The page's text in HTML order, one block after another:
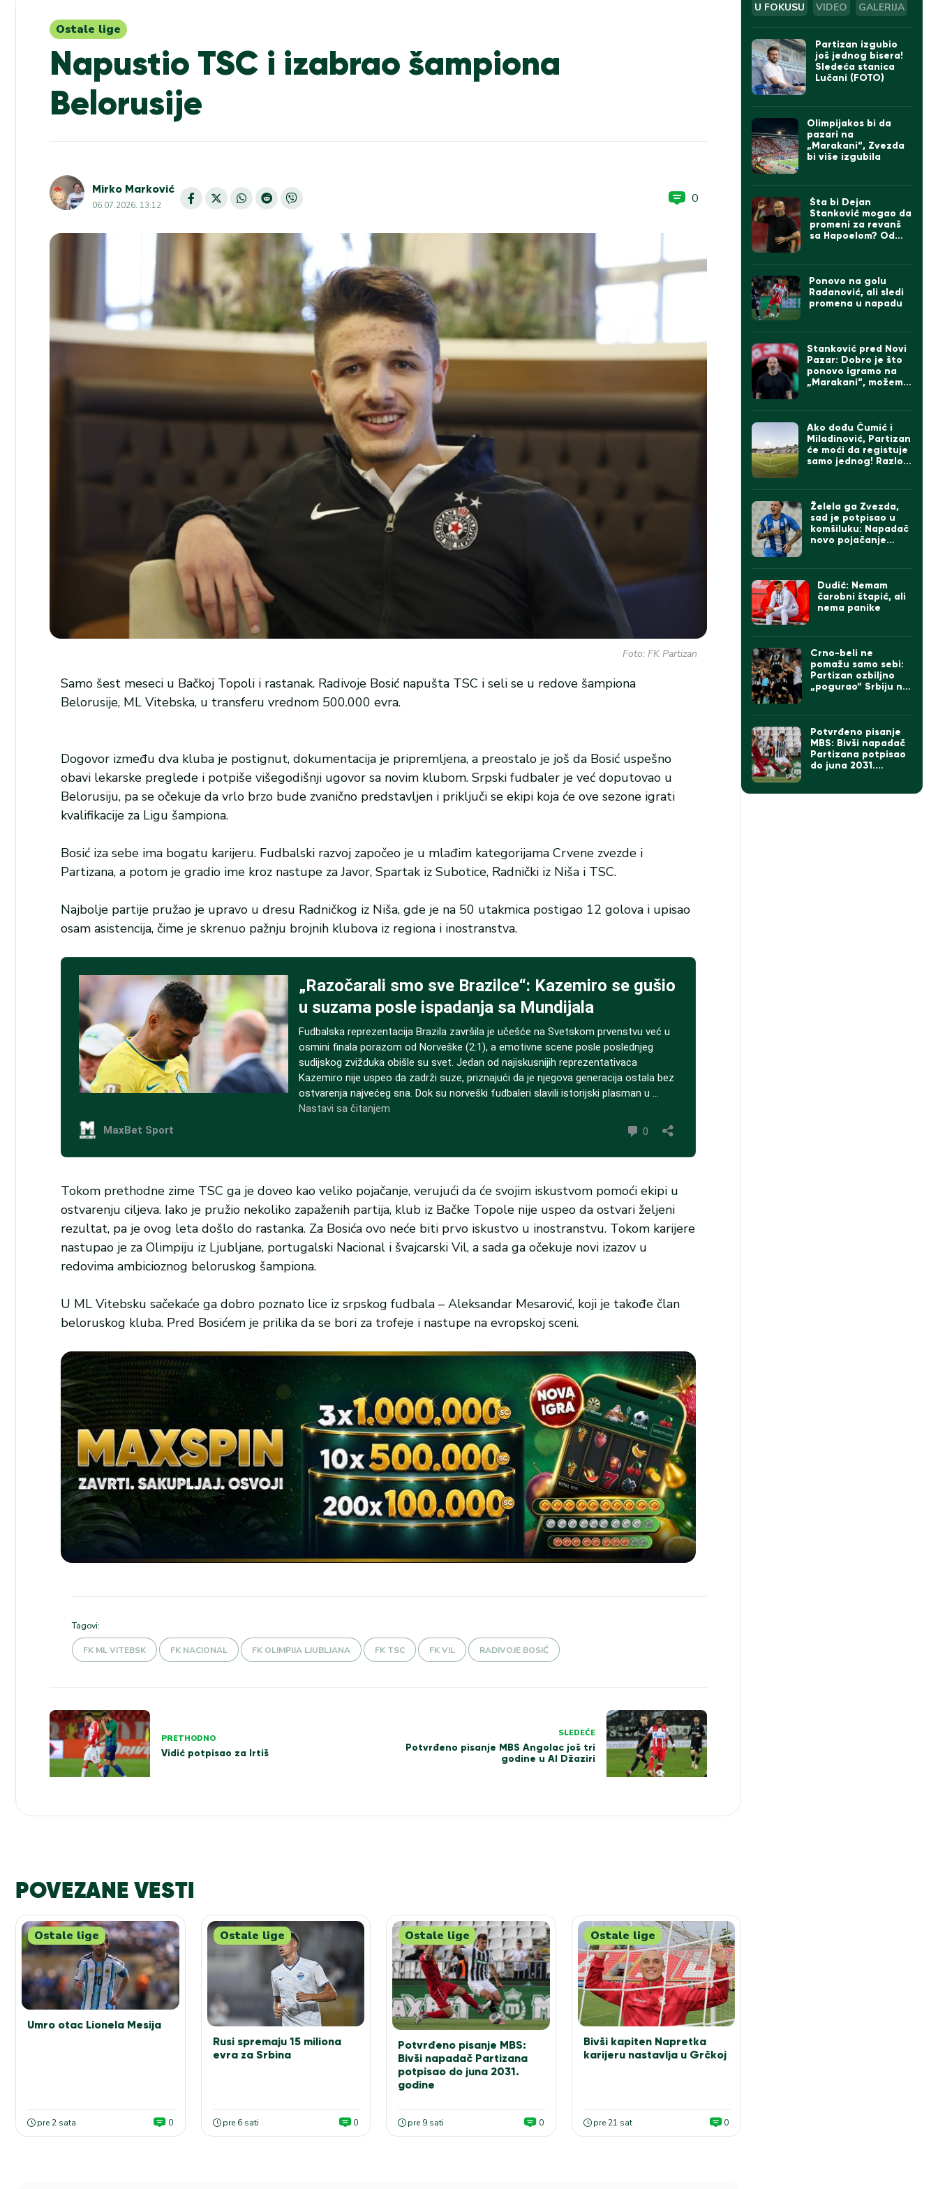
Ostale lige
Napustio TSC i izabrao šampiona
Belorusije
Mirko Marković
06.07.2026. 13:12 0
Foto: FK Partizan
Samo šest meseci u Bačkoj Topoli i rastanak. Radivoje Bosić napušta TSC i seli se u redove šampiona
Belorusije, ML Vitebska, u transferu vrednom 500.000 evra.
Dogovor između dva kluba je postignut, dokumentacija je pripremljena, a preostalo je još da Bosić uspešno
obavi lekarske preglede i potpiše višegodišnji ugovor sa novim klubom. Srpski fudbaler je već doputovao u
Belorusiju, pa se očekuje da vrlo brzo bude zvanično predstavljen i priključi se ekipi koja će ove sezone igrati
kvalifikacije za Ligu šampiona.
Bosić iza sebe ima bogatu karijeru. Fudbalski razvoj započeo je u mlađim kategorijama Crvene zvezde i
Partizana, a potom je gradio ime kroz nastupe za Javor, Spartak iz Subotice, Radnički iz Niša i TSC.
Najbolje partije pružao je upravo u dresu Radničkog iz Niša, gde je na 50 utakmica postigao 12 golova i upisao
osam asistencija, čime je skrenuo pažnju brojnih klubova iz regiona i inostranstva.
Tokom prethodne zime TSC ga je doveo kao veliko pojačanje, verujući da će svojim iskustvom pomoći ekipi u
ostvarenju ciljeva. Iako je pružio nekoliko zapaženih partija, klub iz Bačke Topole nije uspeo da ostvari željeni
rezultat, pa je ovog leta došlo do rastanka. Za Bosića ovo neće biti prvo iskustvo u inostranstvu. Tokom karijere
nastupao je za Olimpiju iz Ljubljane, portugalski Nacional i švajcarski Vil, a sada ga očekuje novi izazov u
redovima ambicioznog beloruskog šampiona.
U ML Vitebsku sačekaće ga dobro poznato lice iz srpskog fudbala – Aleksandar Mesarović, koji je takođe član
beloruskog kluba. Pred Bosićem je prilika da se bori za trofeje i nastupe na evropskoj sceni.
Tagovi:
FK ML VITEBSK FK NACIONAL FK OLIMPIJA LJUBLJANA FK TSC FK VIL RADIVOJE BOSIĆ
Kretanje
članka
PRETHODNO
Vidić potpisao za Irtiš
SLEDEĆE
Potvrđeno pisanje MBS Angolac još tri
godine u Al Džaziri
POVEZANE VESTI
Ostale lige
Umro otac Lionela Mesija
pre 2 sata 0
Ostale lige
Rusi spremaju 15 miliona
evra za Srbina
pre 6 sati 0
Ostale lige
Potvrđeno pisanje MBS:
Bivši napadač Partizana
potpisao do juna 2031.
godine
pre 9 sati 0
Ostale lige
Bivši kapiten Napretka
karijeru nastavlja u Grčkoj
pre 21 sat 0
U FOKUSU VIDEO GALERIJA
Partizan izgubio
još jednog bisera!
Sledeća stanica
Lučani (FOTO)
Olimpijakos bi da
pazari na
„Marakani“, Zvezda
bi više izgubila
Šta bi Dejan
Stanković mogao da
promeni za revanš
sa Hapoelom? Od
Ponovo na golu
Radanović, ali sledi
promena u napadu
Stanković pred Novi
Pazar: Dobro je što
ponovo igramo na
„Marakani“, možemo
konkurente
Ako dođu Čumić i
Miladinović, Partizan
će moći da registuje
samo jednog! Razlog
Želela ga Zvezda,
sad je potpisao u
komšiluku: Napadač
novo pojačanje
Dudić: Nemam
čarobni štapić, ali
nema panike
Crno-beli ne
pomažu samo sebi:
Partizan ozbiljno
„pogurao“ Srbiju na
Potvrđeno pisanje
MBS: Bivši napadač
Partizana potpisao
do juna 2031.